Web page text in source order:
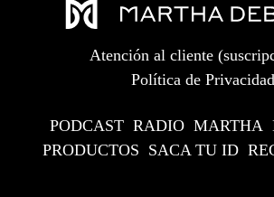
Atención al cliente
Política de Privacidad
PODCAST RADIO MARTHA
PRODUCTOS SACA TU ID